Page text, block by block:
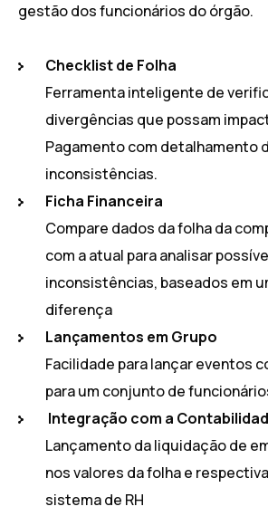
gestão dos funcionários do órgão.
Checklist de Folha
Ferramenta inteligente de
divergências que possam
Pagamento com detalhamento
inconsistências.
Ficha Financeira
Compare dados da folha da
com a atual para analisar
inconsistências, baseados em
diferença
Lançamentos em Grupo
Facilidade para lançar eventos
para um conjunto de
Integração com a
Lançamento da liquidação de
nos valores da folha e
sistema de RH